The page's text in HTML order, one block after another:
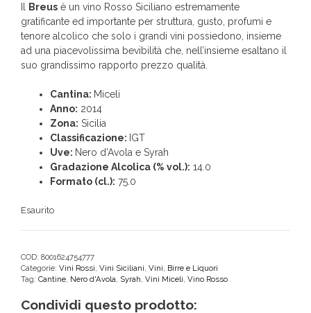
Il Breus è un vino Rosso Siciliano estremamente
gratificante ed importante per struttura, gusto, profumi e
tenore alcolico che solo i grandi vini possiedono, insieme
ad una piacevolissima bevibilità che, nell’insieme esaltano il
suo grandissimo rapporto prezzo qualità.
Cantina: Miceli
Anno: 2014
Zona: Sicilia
Classificazione: IGT
Uve: Nero d’Avola e Syrah
Gradazione Alcolica (% vol.): 14.0
Formato (cl.): 75.0
Esaurito
COD: 8001624754777
Categorie: Vini Rossi, Vini Siciliani, Vini, Birre e Liquori
Tag: Cantine, Nero d'Avola, Syrah, Vini Miceli, Vino Rosso
Condividi questo prodotto: